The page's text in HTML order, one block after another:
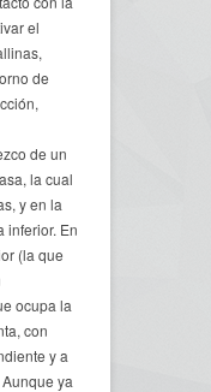
el
de
de un
la cual
y en la
inferior. En
(la que
ocupa la
con
y a
ya